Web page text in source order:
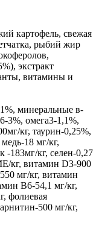
картофель, свежая
рыбий жир
экстракт
витамины и
минеральные в-
3%, омега3-1,1%,
кг, таурин-0,25%,
18 мг/кг,
-183мг/кг, селен-0,27
кг, витамин D3-900
мг/кг, витамин
В6-54,1 мг/кг,
фолиевая
500 мг/кг,